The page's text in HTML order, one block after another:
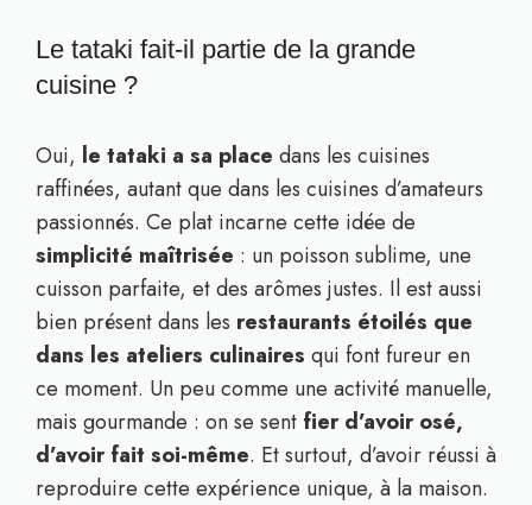
Le tataki fait-il partie de la grande
cuisine ?
Oui, le tataki a sa place dans les cuisines
raffinées, autant que dans les cuisines d’amateurs
passionnés. Ce plat incarne cette idée de
simplicité maîtrisée : un poisson sublime, une
cuisson parfaite, et des arômes justes. Il est aussi
bien présent dans les restaurants étoilés que
dans les ateliers culinaires qui font fureur en
ce moment. Un peu comme une activité manuelle,
mais gourmande : on se sent fier d’avoir osé,
d’avoir fait soi-même. Et surtout, d’avoir réussi à
reproduire cette expérience unique, à la maison.